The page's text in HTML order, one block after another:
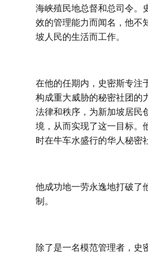
海峡殖民地总督和总司令。
效的管理能力而闻名，他不
坡人民的生活而工作。
在他的任期内，史密斯专注
构成重大威胁的秘密社团的
法律和秩序，为新加坡居民
境，从而实现了这一目标。
时在牛车水盛行的华人秘密
他成功地一劳永逸地打破了
制。
除了是一名模范管理者，史